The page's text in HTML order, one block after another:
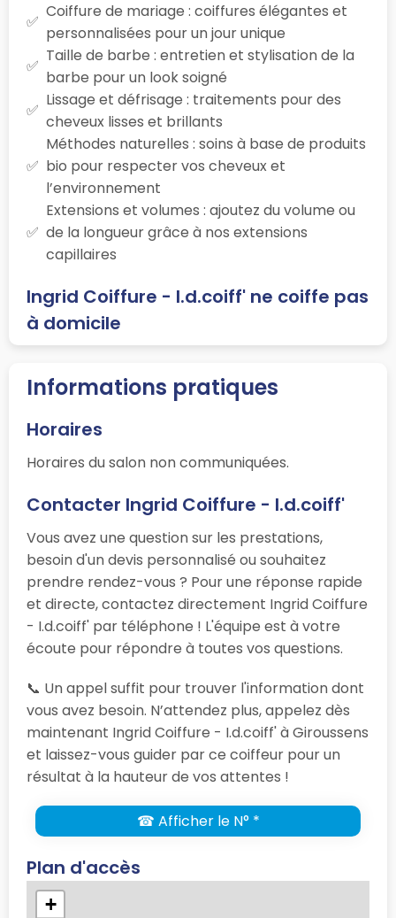
Coiffure de mariage : coiffures élégantes et
personnalisées pour un jour unique
Taille de barbe : entretien et stylisation de la
barbe pour un look soigné
Lissage et défrisage : traitements pour des
cheveux lisses et brillants
Méthodes naturelles : soins à base de produits
bio pour respecter vos cheveux et
l’environnement
Extensions et volumes : ajoutez du volume ou
de la longueur grâce à nos extensions
capillaires
Ingrid Coiffure - I.d.coiff' ne coiffe pas
à domicile
Informations pratiques
Horaires
Horaires du salon non communiquées.
Contacter Ingrid Coiffure - I.d.coiff'
Vous avez une question sur les prestations,
besoin d'un devis personnalisé ou souhaitez
prendre rendez-vous ? Pour une réponse rapide
et directe, contactez directement Ingrid Coiffure
- I.d.coiff' par téléphone ! L'équipe est à votre
écoute pour répondre à toutes vos questions.
📞 Un appel suffit pour trouver l'information dont
vous avez besoin. N’attendez plus, appelez dès
maintenant Ingrid Coiffure - I.d.coiff' à Giroussens
et laissez-vous guider par ce coiffeur pour un
résultat à la hauteur de vos attentes !
☎ Afficher le N° *
Plan d'accès
+